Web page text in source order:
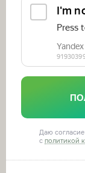
Даю
с политикой